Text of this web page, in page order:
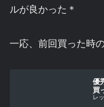
ルが良かった＊
一応、前回買った時
優
買
レ